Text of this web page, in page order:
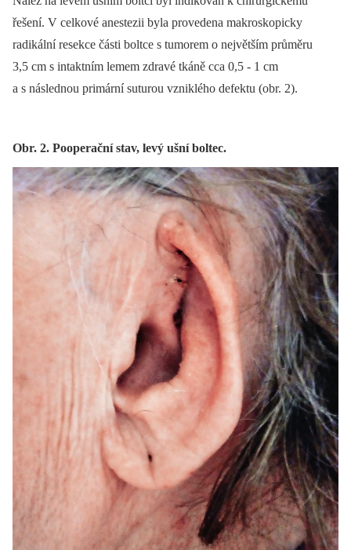
řešení. V celkové anestezii byla provedena makroskopicky
radikální resekce části boltce s tumorem o největším průměru
3,5 cm s intaktním lemem zdravé tkáně cca 0,5 -⁠ 1 cm
a s následnou primární suturou vzniklého defektu (obr. 2).
Obr. 2. Pooperační stav, levý ušní boltec.